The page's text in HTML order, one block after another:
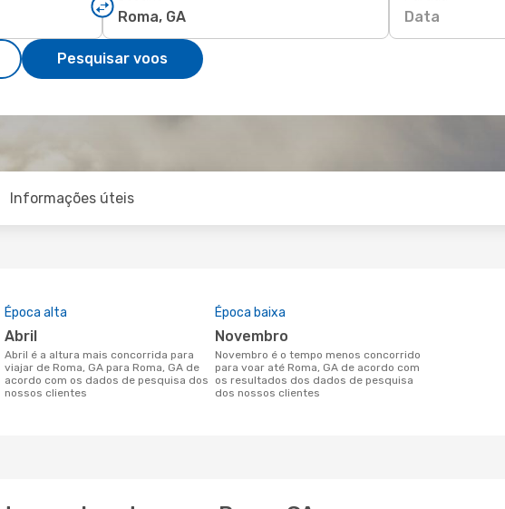
Data
Pesquisar voos
Informações úteis
Época alta
abril
abril é a altura mais concorrida para
viajar de Roma, GA para Roma, GA de
acordo com os dados de pesquisa dos
nossos clientes
Época baixa
novembro
novembro é o tempo menos concorrido
para voar até Roma, GA de acordo com
os resultados dos dados de pesquisa
dos nossos clientes